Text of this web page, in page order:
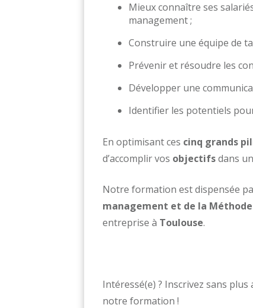
Mieux connaître ses
management ;
Construire une équipe de
Prévenir et résoudre les
Développer une
Identifier les potentiels
En optimisant ces cinq grands
d’accomplir vos objectifsdans
Notre formation est dispensée
management et de la Méthode
entreprise à Toulouse.
Intéressé(e) ? Inscrivez sans
notre formation !